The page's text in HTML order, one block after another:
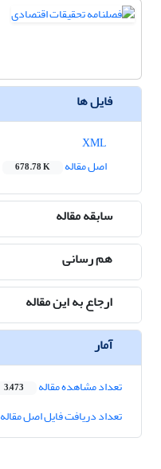
فایل ها
اصل مقاله
678.78 K
سابقه مقاله
هم رسانی
ارجاع به این مقاله
آمار
تعداد مشاهده مقاله 3,473
تعداد دریافت فایل اصل مقاله